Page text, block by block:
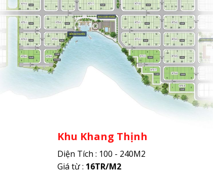
Khu Khang Thịnh
Diện Tích : 100 - 240M2
Giá từ : 16TR/M2